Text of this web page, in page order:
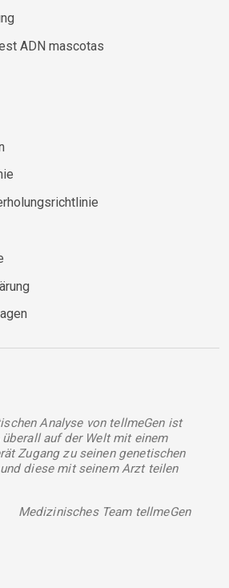
ADN mascotas
Analyse von tellmeGen ist
auf der Welt mit einem
Zugang zu seinen genetischen
diese mit seinem Arzt teilen
Medizinisches Team tellmeGen